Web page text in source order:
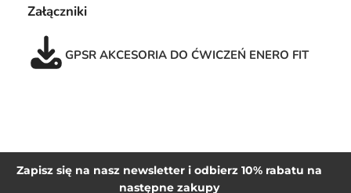
Załączniki
GPSR AKCESORIA DO ĆWICZEŃ ENERO FIT
Zapisz się na nasz newsletter i odbierz 10% rabatu na
następne zakupy